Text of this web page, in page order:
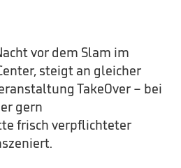
vor dem Slam im
steigt an gleicher
TakeOver – bei
gern
frisch verpflichteter